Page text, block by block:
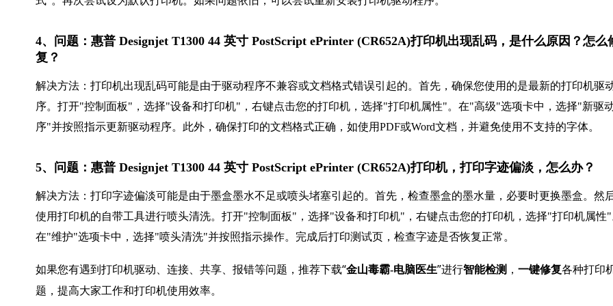
4、问题：惠普 Designjet T1300 44 英寸 PostScript ePrinter (CR652A)打印机出现乱码，是什么原因？怎么
复？
解决方法：打印机出现乱码可能是由于驱动程序不兼容或文档格式错误引起的。首先，确保您使用的是最新的打印机驱
序。打开"控制面板"，选择"设备和打印机"，右键点击您的打印机，选择"打印机属性"。在"高级"选项卡中，选择"新驱
序"并按照指示更新驱动程序。此外，确保打印的文档格式正确，如使用PDF或Word文档，并避免使用不支持的字体。
5、问题：惠普 Designjet T1300 44 英寸 PostScript ePrinter (CR652A)打印机，打印字迹偏淡，怎么办？
解决方法：打印字迹偏淡可能是由于墨盒墨水不足或喷头堵塞引起的。首先，检查墨盒的墨水量，必要时更换墨盒。然后
使用打印机的自带工具进行喷头清洗。打开"控制面板"，选择"设备和打印机"，右键点击您的打印机，选择"打印机属性"
在"维护"选项卡中，选择"喷头清洗"并按照指示操作。完成后打印测试页，检查字迹是否恢复正常。
如果您有遇到打印机驱动、连接、共享、报错等问题，推荐下载“金山毒霸-电脑医生”进行智能检测 ， 一键修复各种打印
题，提高大家工作和打印机使用效率。